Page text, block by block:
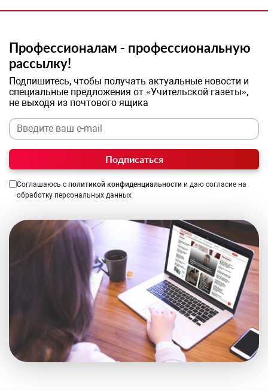
Профессионалам - профессиональную
рассылку!
Подпишитесь, чтобы получать актуальные новости и
специальные предложения от «Учительской газеты»,
не выходя из почтового ящика
Подписаться
Соглашаюсь с политикой конфиденциальности и даю согласие на
обработку персональных данных